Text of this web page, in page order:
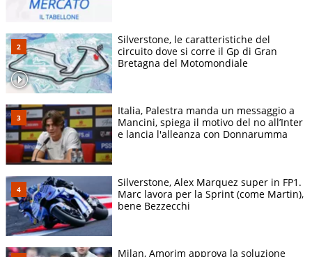
Silverstone, le caratteristiche del
circuito dove si corre il Gp di Gran
Bretagna del Motomondiale
Italia, Palestra manda un messaggio a
Mancini, spiega il motivo del no all’Inter
e lancia l'alleanza con Donnarumma
Silverstone, Alex Marquez super in FP1.
Marc lavora per la Sprint (come Martin),
bene Bezzecchi
Milan, Amorim approva la soluzione